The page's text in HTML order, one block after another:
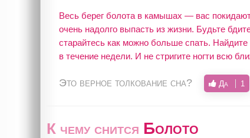
Весь берег болота в камышах — вас
очень надолго выпасть из жизни. Будьте
старайтесь как можно больше спать.
в течение недели. И не стригите ногти всю
Это верное толкование сна? Да 1
К чему снится Болото